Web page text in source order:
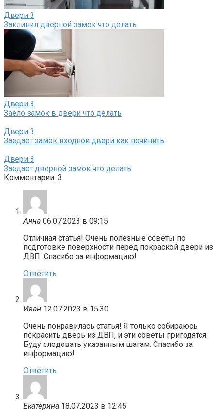
Двери 3
Заклинил дверной замок что делать
Двери 3
Заело замок в двери что делать
Двери 3
Заедает замок входной двери как починить
Двери 3
Заедает дверной замок что делать
Комментарии: 3
Анна 06.07.2023 в 09:15
Отличная статья! Очень полезные советы по
подготовке поверхности перед покраской двери из
ДВП. Спасибо за информацию!
Ответить
Иван 12.07.2023 в 15:30
Очень понравилась статья! Я только собираюсь
покрасить дверь из ДВП, и эти советы пригодятся.
Буду следовать указанным шагам. Спасибо за
информацию!
Ответить
Екатерина 18.07.2023 в 12:45